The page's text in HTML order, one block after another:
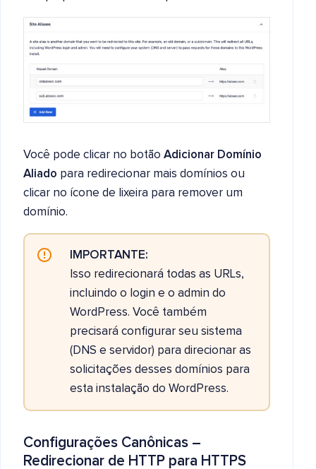
Você pode clicar no botão Adicionar Domínio
Aliado para redirecionar mais domínios ou
clicar no ícone de lixeira para remover um
domínio.
IMPORTANTE:
Isso redirecionará todas as URLs,
incluindo o login e o admin do
WordPress. Você também
precisará configurar seu sistema
(DNS e servidor) para direcionar as
solicitações desses domínios para
esta instalação do WordPress.
Configurações Canônicas –
Redirecionar de HTTP para HTTPS